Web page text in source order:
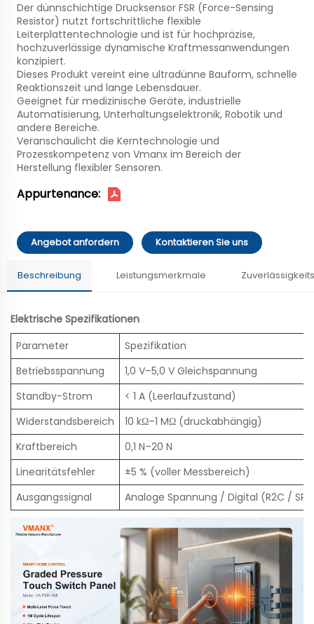
Der dünnschichtige Drucksensor FSR (Force-Sensing
Resistor) nutzt fortschrittliche flexible
Leiterplattentechnologie und ist für hochpräzise,
hochzuverlässige dynamische Kraftmessanwendungen
konzipiert.
Dieses Produkt vereint eine ultradünne Bauform, schnelle
Reaktionszeit und lange Lebensdauer.
Geeignet für medizinische Geräte, industrielle
Automatisierung, Unterhaltungselektronik, Robotik und
andere Bereiche.
Veranschaulicht die Kerntechnologie und
Prozesskompetenz von Vmanx im Bereich der
Herstellung flexibler Sensoren.
Appurtenance:
Angebot anfordern Kontaktieren Sie uns
Beschreibung Leistungsmerkmale
Elektrische Spezifikationen
Parameter
Spezifikation
Betriebsspannung
1,0 V–5,0 V Gleichspannung
Standby-Strom
< 1 A (Leerlaufzustand)
Widerstandsbereich
10 kΩ–1 MΩ (druckabhängig)
Kraftbereich
0,1 N–20 N
Linearitätsfehler
±5 % (voller Messbereich)
Ausgangssignal
Analoge Spannung / Digital (R2C / SPI)